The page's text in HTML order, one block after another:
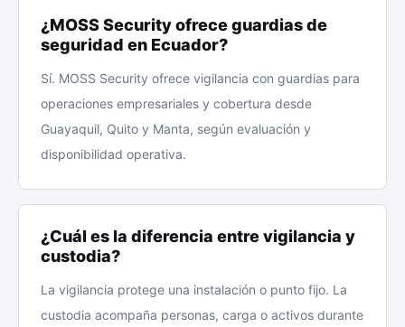
¿MOSS Security ofrece guardias de
seguridad en Ecuador?
Sí. MOSS Security ofrece vigilancia con guardias para
operaciones empresariales y cobertura desde
Guayaquil, Quito y Manta, según evaluación y
disponibilidad operativa.
¿Cuál es la diferencia entre vigilancia y
custodia?
La vigilancia protege una instalación o punto fijo. La
custodia acompaña personas, carga o activos durante